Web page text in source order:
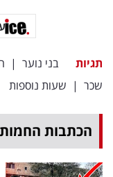
תגיות בני נוער |
שכר | שעות נוספות
הכתבות החמות